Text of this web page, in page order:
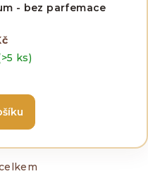
- bez parfemace
ks)